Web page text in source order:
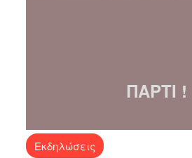
ΠΑΡΤΙ !
Εκδηλώσεις